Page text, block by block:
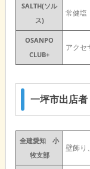
SALTH(ソル
ス)
常健塩
OSANPO
CLUB+
アクセ
一坪市出店者
全建愛知 小
牧支部
壁飾り